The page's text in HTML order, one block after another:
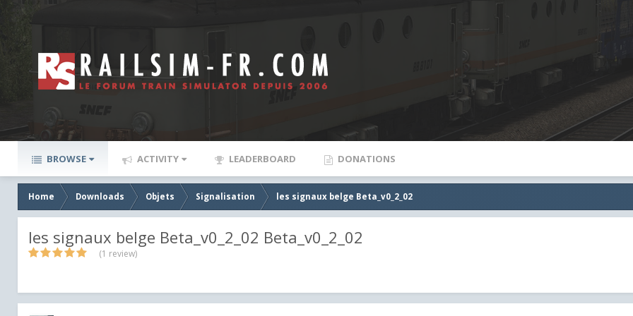
BROWSE ACTIVITY LEADERBOARD DONATIONS
Home Downloads Objets Signalisation les signaux belge Beta_v0_2_02
les signaux belge Beta_v0_2_02 Beta_v0_2_02
(1 review)